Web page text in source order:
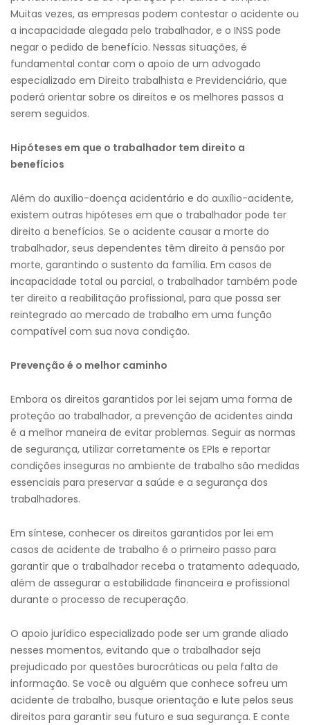
Muitas vezes, as empresas podem contestar o acidente ou
a incapacidade alegada pelo trabalhador, e o INSS pode
negar o pedido de benefício. Nessas situações, é
fundamental contar com o apoio de um advogado
especializado em Direito trabalhista e Previdenciário, que
poderá orientar sobre os direitos e os melhores passos a
serem seguidos.
Hipóteses em que o trabalhador tem direito a
benefícios
Além do auxílio-doença acidentário e do auxílio-acidente,
existem outras hipóteses em que o trabalhador pode ter
direito a benefícios. Se o acidente causar a morte do
trabalhador, seus dependentes têm direito à pensão por
morte, garantindo o sustento da família. Em casos de
incapacidade total ou parcial, o trabalhador também pode
ter direito a reabilitação profissional, para que possa ser
reintegrado ao mercado de trabalho em uma função
compatível com sua nova condição.
Prevenção é o melhor caminho
Embora os direitos garantidos por lei sejam uma forma de
proteção ao trabalhador, a prevenção de acidentes ainda
é a melhor maneira de evitar problemas. Seguir as normas
de segurança, utilizar corretamente os EPIs e reportar
condições inseguras no ambiente de trabalho são medidas
essenciais para preservar a saúde e a segurança dos
trabalhadores.
Em síntese, conhecer os direitos garantidos por lei em
casos de acidente de trabalho é o primeiro passo para
garantir que o trabalhador receba o tratamento adequado,
além de assegurar a estabilidade financeira e profissional
durante o processo de recuperação.
O apoio jurídico especializado pode ser um grande aliado
nesses momentos, evitando que o trabalhador seja
prejudicado por questões burocráticas ou pela falta de
informação. Se você ou alguém que conhece sofreu um
acidente de trabalho, busque orientação e lute pelos seus
direitos para garantir seu futuro e sua segurança. E conte